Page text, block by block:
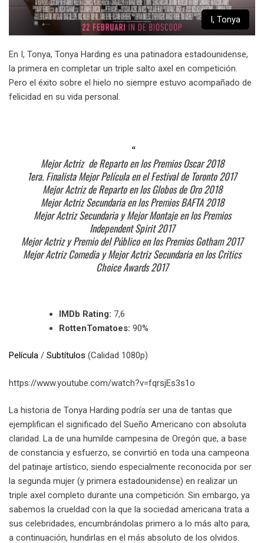
I, Tonya
En I, Tonya, Tonya Harding es una patinadora estadounidense,
la primera en completar un triple salto axel en competición.
Pero el éxito sobre el hielo no siempre estuvo acompañado de
felicidad en su vida personal.
Mejor Actriz de Reparto en los Premios Oscar 2018
1era. Finalista Mejor Película en el Festival de Toronto 2017
Mejor Actriz de Reparto en los Globos de Oro 2018
Mejor Actriz Secundaria en los Premios BAFTA 2018
Mejor Actriz Secundaria y Mejor Montaje en los Premios
Independent Spirit 2017
Mejor Actriz y Premio del Público en los Premios Gotham 2017
Mejor Actriz Comedia y Mejor Actriz Secundaria en los Critics
Choice Awards 2017
IMDb Rating: 7,6
RottenTomatoes: 90%
Película / Subtítulos (Calidad 1080p)
https://www.youtube.com/watch?v=fqrsjEs3s1o
La historia de Tonya Harding podría ser una de tantas que
ejemplifican el significado del Sueño Americano con absoluta
claridad. La de una humilde campesina de Oregón que, a base
de constancia y esfuerzo, se convirtió en toda una campeona
del patinaje artístico, siendo especialmente reconocida por ser
la segunda mujer (y primera estadounidense) en realizar un
triple axel completo durante una competición. Sin embargo, ya
sabemos la crueldad con la que la sociedad americana trata a
sus celebridades, encumbrándolas primero a lo más alto para,
a continuación, hundirlas en el más absoluto de los olvidos.